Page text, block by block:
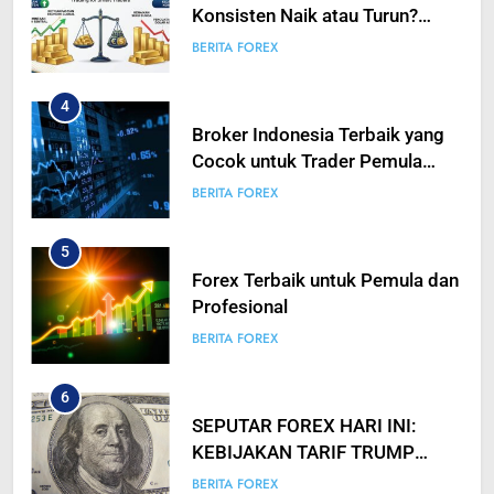
Konsisten Naik atau Turun?
Analisis Mendalam Trading
BERITA FOREX
4
Broker Indonesia Terbaik yang
Cocok untuk Trader Pemula
hingga Profesional
BERITA FOREX
5
Forex Terbaik untuk Pemula dan
Profesional
BERITA FOREX
6
SEPUTAR FOREX HARI INI:
KEBIJAKAN TARIF TRUMP
TIDAK SEAGRESIF YANG
BERITA FOREX